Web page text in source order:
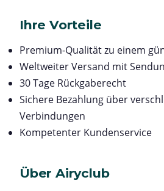
Ihre Vorteile
Premium-Qualität zu einem
Weltweiter Versand mit
30 Tage Rückgaberecht
Sichere Bezahlung über
Verbindungen
Kompetenter Kundenservice
Über Airyclub